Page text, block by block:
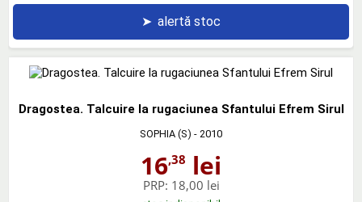
➤ alertă stoc
Dragostea. Talcuire la rugaciunea Sfantului Efrem Sirul
SOPHIA (S) - 2010
16,38 lei
PRP: 18,00 lei